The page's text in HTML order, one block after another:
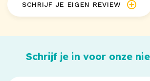
SCHRIJF JE EIGEN REVIEW
Schrijf je in voor onze